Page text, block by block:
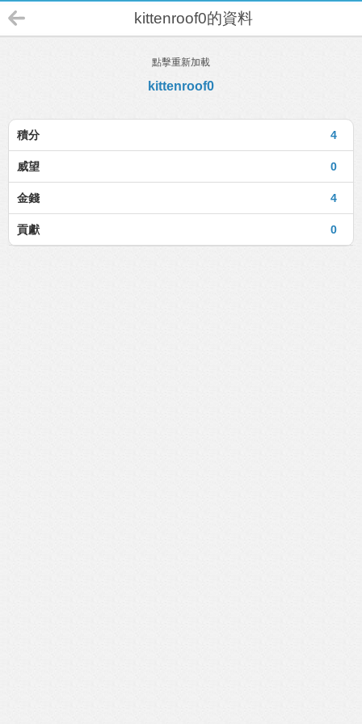
kittenroof0的資料
點擊重新加載
kittenroof0
4
積分
0
威望
4
金錢
0
貢獻